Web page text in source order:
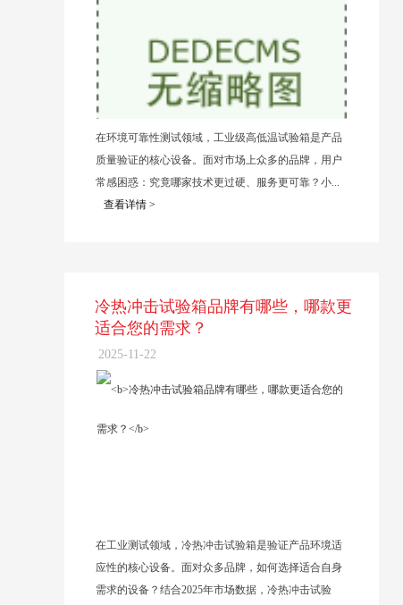
在环境可靠性测试领域，工业级高低温试验箱是产品
质量验证的核心设备。面对市场上众多的品牌，用户
常感困惑：究竟哪家技术更过硬、服务更可靠？小...
查看详情 >
冷热冲击试验箱品牌有哪些，哪款更
适合您的需求？
2025-11-22
在工业测试领域，冷热冲击试验箱是验证产品环境适
应性的核心设备。面对众多品牌，如何选择适合自身
需求的设备？结合2025年市场数据，冷热冲击试验